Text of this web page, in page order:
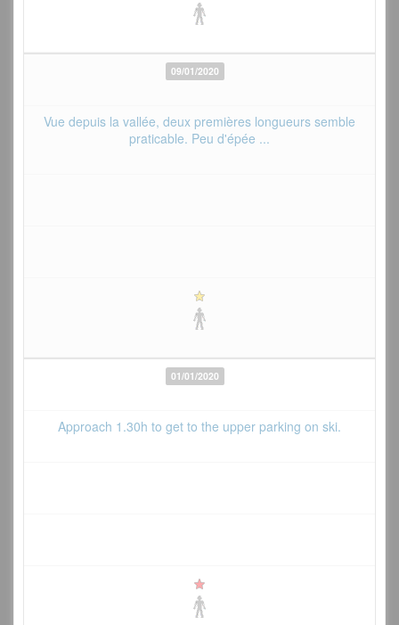
09/01/2020
Vue depuis la vallée, deux premières longueurs semble
praticable. Peu d'épée ...
01/01/2020
Approach 1.30h to get to the upper parking on ski.